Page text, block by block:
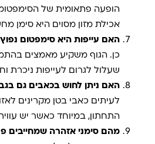
הופעה פתאומית של
אכילת מזון מסוים היא סימן
האם עייפות היא סימפטום
כן. הגוף משקיע מאמצים
שעלול לגרום לעייפות ניכרת
האם ניתן לחוש בכאבים גם
לעיתים כאבי בטן מקרינים
התחתון, במיוחד כאשר יש
מהם סימני אזהרה שמחייבים